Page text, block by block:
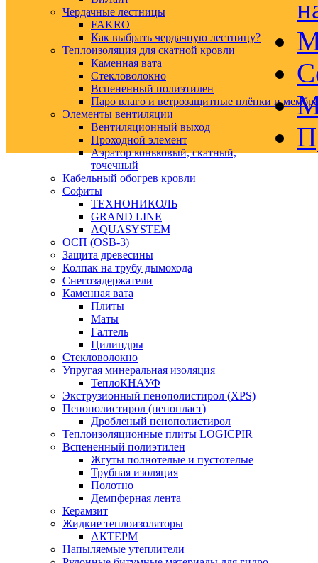
Чердачные лестницы
FAKRO
Как выбрать чердачную лестницу?
Теплоизоляция для скатной кровли
Каменная вата
Стекловолокно
Вспененный полиэтилен
Паро влаго и ветрозащитные плёнки и
Элементы вентиляции
Вентиляционный выход
Проходной элемент
Аэратор коньковый, скатный,
точечный
Кабельный обогрев кровли
Софиты
ТЕХНОНИКОЛЬ
GRAND LINE
AQUASYSTEM
ОСП (OSB-3)
Защита древесины
Колпак на трубу дымохода
Снегозадержатели
Каменная вата
Плиты
Маты
Галтель
Цилиндры
Стекловолокно
Упругая минеральная изоляция
ТеплоКНАУФ
Экструзионный пенополистирол (XPS)
Пенополистирол (пенопласт)
Дробленый пенополистирол
Теплоизоляционные плиты LOGICPIR
Вспененный полиэтилен
Жгуты полнотелые и пустотелые
Трубная изоляция
Полотно
Демпферная лента
Керамзит
Жидкие теплоизоляторы
АКТЕРМ
Напыляемые утеплители